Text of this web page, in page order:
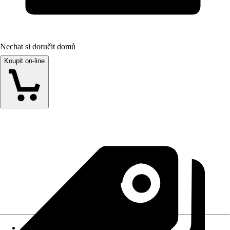
Nechat si doručit domů
Koupit on-line